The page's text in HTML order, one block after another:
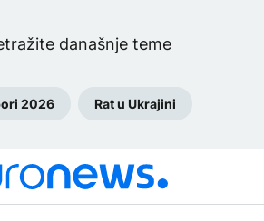
današnje teme
2026 Rat u Ukrajini